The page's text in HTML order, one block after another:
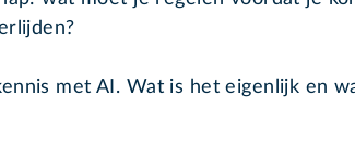
met AI. Wat is het eigenlijk en